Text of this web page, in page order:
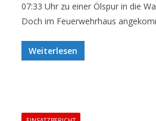
07:33 Uhr zu einer Ölspur in die
Doch im Feuerwehrhaus
Weiterlesen